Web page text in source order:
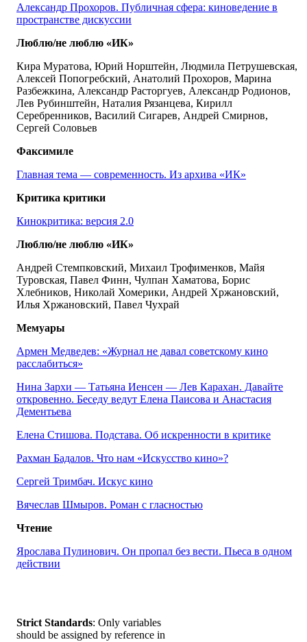
Александр Прохоров. Публичная сфера: киноведение в
пространстве дискуссии
Люблю/не люблю «ИК»
Кира Муратова, Юрий Норштейн, Людмила Петрушевская,
Алексей Попогребский, Анатолий Прохоров, Марина
Разбежкина, Александр Расторгуев, Александр Родионов,
Лев Рубинштейн, Наталия Рязанцева, Кирилл
Серебренников, Василий Сигарев, Андрей Смирнов,
Сергей Соловьев
Факсимиле
Главная тема — современность. Из архива «ИК»
Критика критики
Кинокритика: версия 2.0
Люблю/не люблю «ИК»
Андрей Стемпковский, Михаил Трофименков, Майя
Туровская, Павел Финн, Чулпан Хаматова, Борис
Хлебников, Николай Хомерики, Андрей Хржановский,
Илья Хржановский, Павел Чухрай
Мемуары
Армен Медведев: «Журнал не давал советскому кино
расслабиться»
Нина Зархи — Татьяна Иенсен — Лев Карахан. Давайте
откровенно. Беседу ведут Елена Паисова и Анастасия
Дементьева
Елена Стишова. Подстава. Об искренности в критике
Рахман Бадалов. Что нам «Искусство кино»?
Сергей Тримбач. Искус кино
Вячеслав Шмыров. Роман с гласностью
Чтение
Ярослава Пулинович. Он пропал без вести. Пьеса в одном
действии
Strict Standards: Only variables
should be assigned by reference in